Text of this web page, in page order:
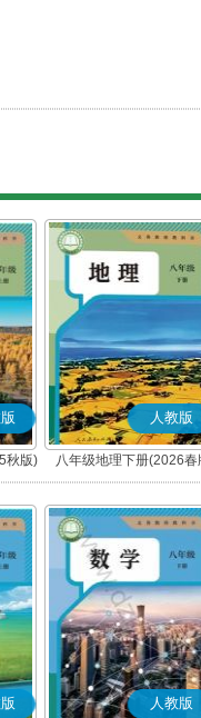
秋版)
人教版
八年级地理下册(2026春
人教版